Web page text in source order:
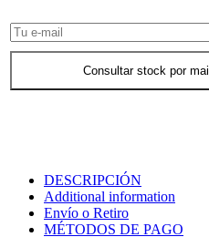
Consultar stock por mail
DESCRIPCIÓN
Additional information
Envío o Retiro
MÉTODOS DE PAGO